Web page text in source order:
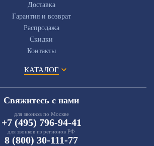
Доставка
Гарантия и возврат
Распродажа
Скидки
Контакты
КАТАЛОГ
Свяжитесь с нами
для звонков по Москве
+7 (495) 796-94-41
для звонков из регионов РФ
8 (800) 30-111-77